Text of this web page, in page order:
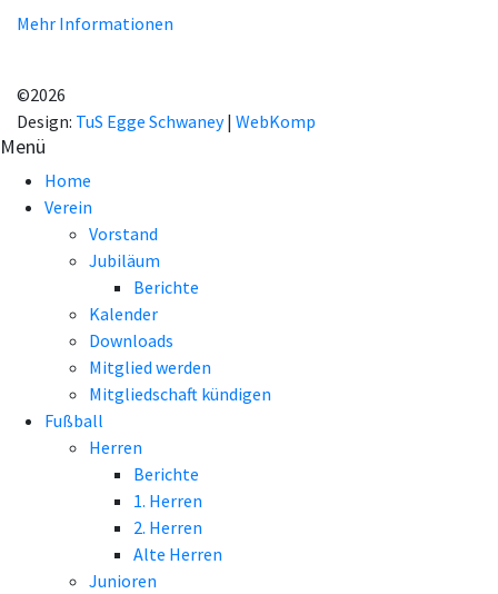
Mehr Informationen
©2026
Design: TuS Egge Schwaney| WebKomp
Menü
Home
Verein
Vorstand
Jubiläum
Berichte
Kalender
Downloads
Mitglied werden
Mitgliedschaft kündigen
Fußball
Herren
Berichte
1. Herren
2. Herren
Alte Herren
Junioren